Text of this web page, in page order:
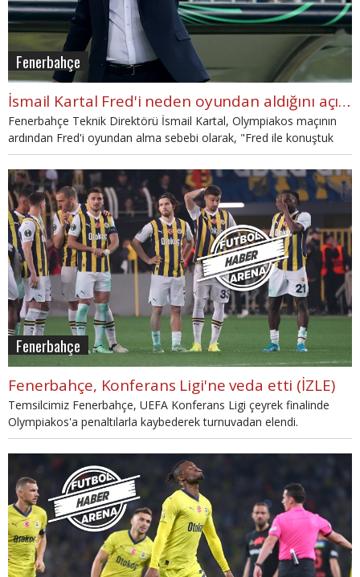
Fenerbahçe
İsmail Kartal Fred'i neden oyundan aldığını açıkladı
Fenerbahçe Teknik Direktörü İsmail Kartal, Olympiakos maçının
ardından Fred'i oyundan alma sebebi olarak, "Fred ile konuştuk
uzun zaman sakatlık yaşadı. Uzatmaları düşünerek daha
mücadeleci dinlenmiş bir oyuncuyu almayı düşündük." ifadelerini
kullandı.
Fenerbahçe
Fenerbahçe, Konferans Ligi'ne veda etti (İZLE)
Temsilcimiz Fenerbahçe, UEFA Konferans Ligi çeyrek finalinde
Olympiakos'a penaltılarla kaybederek turnuvadan elendi.